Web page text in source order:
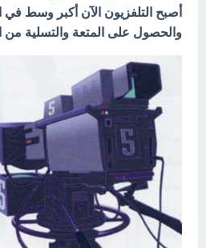
أصبح التلفزيون الآن أكبر وسط في
والحصول على المتعة والتسلية من